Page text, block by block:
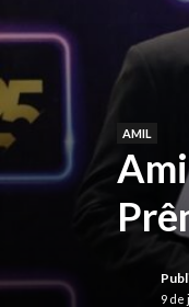
AMIL
9 de